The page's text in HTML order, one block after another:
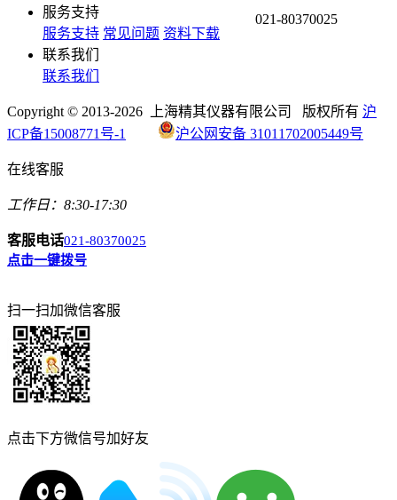
服务支持
服务支持 常见问题 资料下载
联系我们
联系我们
021-80370025
Copyright © 2013-2026 上海精其仪器有限公司 版权所有 沪
ICP备15008771号-1
沪公网安备 31011702005449号
在线客服
工作日：8:30-17:30
客服电话021-80370025
点击一键拨号
扫一扫加微信客服
点击下方微信号加好友